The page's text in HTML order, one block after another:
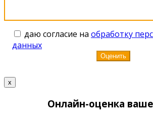
даю согласие на обработку
данных
x
Онлайн-оценка